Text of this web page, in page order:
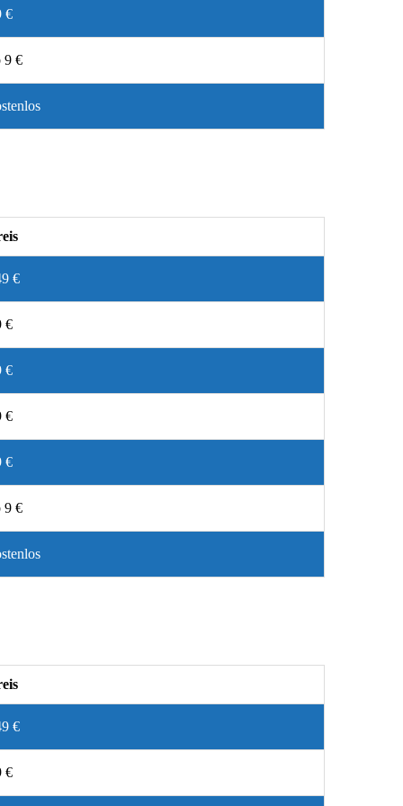
€
9 €
€
€
€
€
€
9 €
€
€